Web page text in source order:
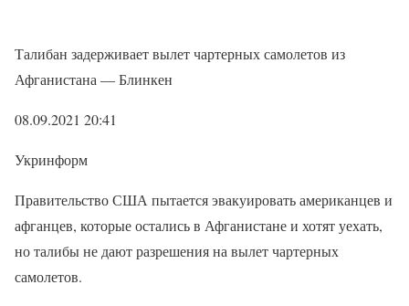
Талибан задерживает вылет чартерных самолетов из
Афганистана — Блинкен
08.09.2021 20:41
Укринформ
Правительство США пытается эвакуировать американцев и
афганцев, которые остались в Афганистане и хотят уехать,
но талибы не дают разрешения на вылет чартерных
самолетов.